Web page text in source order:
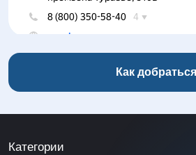
Как добраться
Категории